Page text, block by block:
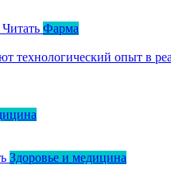
Читать Фарма
технологический опыт в
Здоровье и медицина